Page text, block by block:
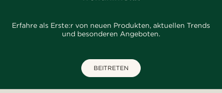
Erfahre als Erste:r von neuen Produkten, aktuellen Trends
und besonderen Angeboten.
BEITRETEN